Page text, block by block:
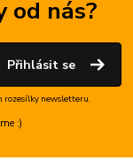
od nás?
Přihlásit se
rozesílky newsletteru.
:)